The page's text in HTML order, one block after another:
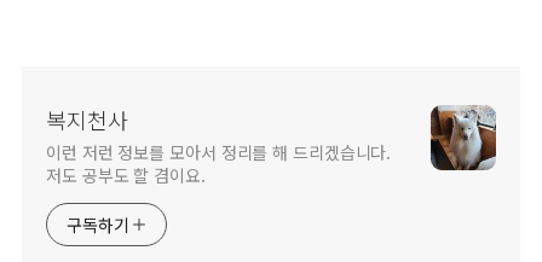
복지천사
이런 저런 정보를 모아서 정리를 해 드리겠습니다.
저도 공부도 할 겸이요.
구독하기